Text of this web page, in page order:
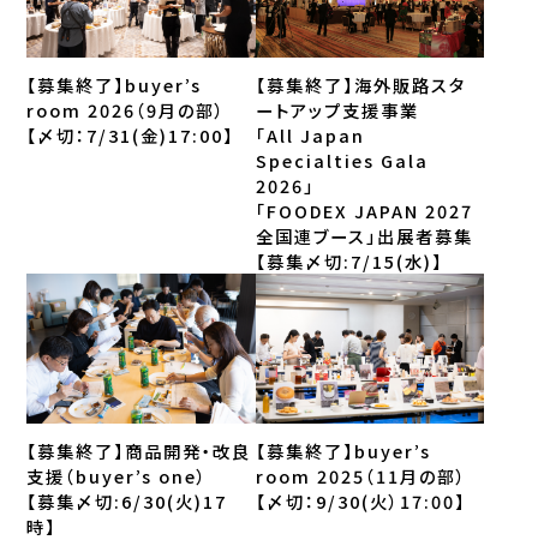
【募集終了】buyer’s
room 2026（9月の部）
【〆切：7/31(金)17:00】
【募集終了】海外販路スタ
ートアップ支援事業
「All Japan
Specialties Gala
2026」
「FOODEX JAPAN 2027
全国連ブース」出展者募集
【募集〆切:7/15(水)】
【募集終了】商品開発・改良
支援（buyer’s one）
【募集〆切:6/30(火)17
時】
【募集終了】buyer’s
room 2025（11月の部）
【〆切：9/30(火）17:00】